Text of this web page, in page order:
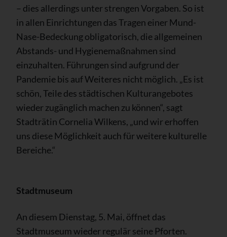
– dies allerdings unter strengen Vorgaben. So ist
in allen Einrichtungen das Tragen einer Mund-
Nase-Bedeckung obligatorisch, die allgemeinen
Abstands- und Hygienemaßnahmen sind
einzuhalten. Führungen sind aufgrund der
Pandemie bis auf Weiteres nicht möglich. „Es ist
schön, Teile des städtischen Kulturangebotes
wieder zugänglich machen zu können“, sagt
Stadträtin Cornelia Wilkens, „und wir erhoffen
uns diese Möglichkeit auch für weitere kulturelle
Bereiche.“
Stadtmuseum
An diesem Dienstag, 5. Mai, öffnet das
Stadtmuseum wieder regulär seine Pforten.